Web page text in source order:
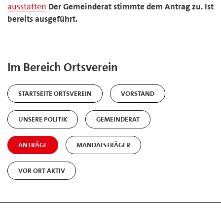
ausstatten Der Gemeinderat stimmte dem Antrag zu. Ist
bereits ausgeführt.
Im Bereich Ortsverein
STARTSEITE ORTSVEREIN VORSTAND
UNSERE POLITIK GEMEINDERAT
ANTRÄGE MANDATSTRÄGER
VOR ORT AKTIV